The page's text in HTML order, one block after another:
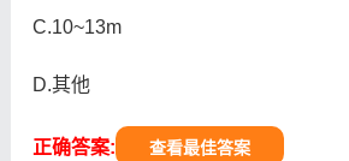
C.10~13m
D.其他
正确答案: 查看最佳答案